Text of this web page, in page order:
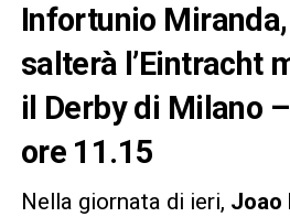
Infortunio
salterà l’Eintracht
il Derby di Milano
ore 11.15
Nella giornata di ieri, Joao